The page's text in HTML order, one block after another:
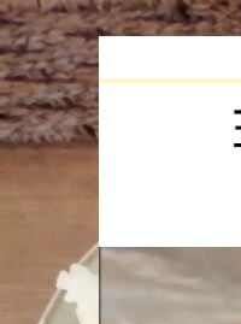
Skip
to
content